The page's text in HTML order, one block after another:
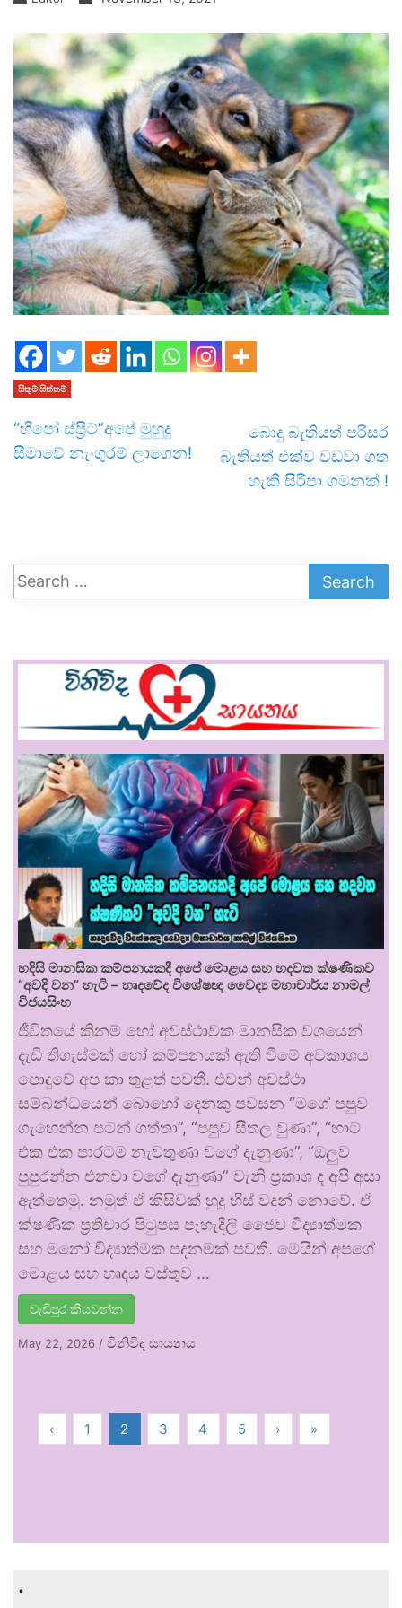
සිතුම් සිත්තම්
“හිපෝ ස්ප්‍රිට්”අපේ මුහුදු
සීමාවේ නැංගුරම් ලාගෙන!
බොදු බැතියත් පරිසර
බැතියත් එක්ව වඩවා ගත
හැකි සිරිපා ගමනක් !
හදිසි මානසික කම්පනයකදී අපේ මොළය සහ හදවත ක්ෂණිකව
“අවදි වන” හැටි – හෘදවේද විශේෂඥ වෛද්‍ය මහාචාර්ය නාමල්
විජයසිංහ
ජීවිතයේ කිනම් හෝ අවස්ථාවක මානසික වශයෙන්
දැඩි තිගැස්මක් හෝ කම්පනයක් ඇති වීමේ අවකාශය
පොදුවේ අප කා තුළත් පවතී. එවන් අවස්ථා
සම්බන්ධයෙන් බොහෝ දෙනකු පවසන “මගේ පපුව
ගැහෙන්න පටන් ගත්තා”, “පපුව සීතල වුණා”, “හාට්
එක එක පාරටම නැවතුණා වගේ දැනුණා”, “ඔලුව
පුපුරන්න එනවා වගේ දැනුණා” වැනි ප්‍රකාශ ද අපි අසා
ඇත්තෙමු. නමුත් ඒ කිසිවක් හුදු හිස් වදන් නොවේ. ඒ
ක්ෂණික ප්‍රතිචාර පිටුපස පැහැදිලි ජෛව විද්‍යාත්මක
සහ මනෝ විද්‍යාත්මක පදනමක් පවතී. මෙයින් අපගේ
මොළය සහ හෘදය වස්තුව …
වැඩිපුර කියවන්න
May 22, 2026 / විනිවිද සායනය
‹ 1 2 3 4 5 › »
.